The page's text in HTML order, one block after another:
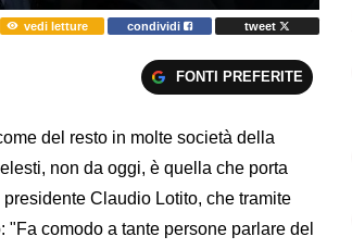
vedi letture condividi tweet
FONTI PREFERITE
del resto in molte società della
non da oggi, è quella che porta
Claudio Lotito, che tramite
comodo a tante persone parlare del